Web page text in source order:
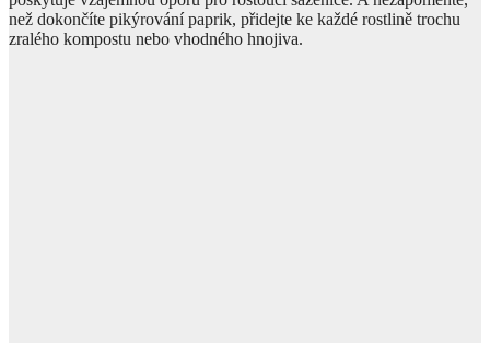
než dokončíte pikýrování paprik, přidejte ke každé rostlině trochu
zralého kompostu nebo vhodného hnojiva.